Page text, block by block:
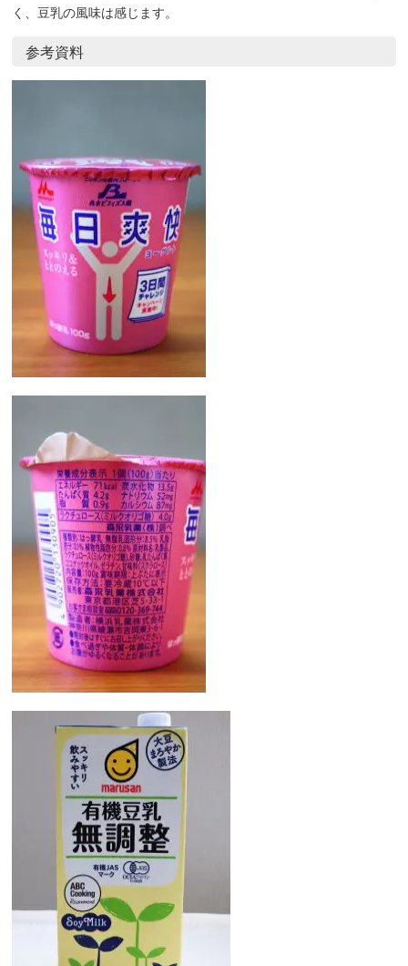
く、豆乳の風味は感じます。
参考資料